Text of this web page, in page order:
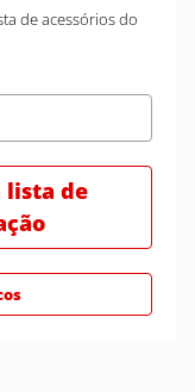
de acessórios do
lista de